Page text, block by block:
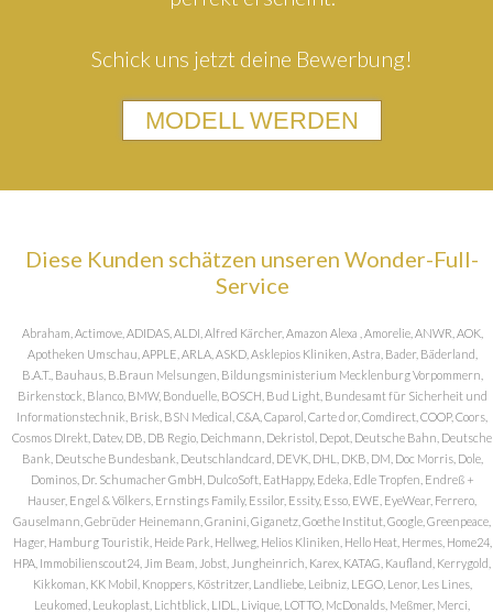
Schick uns jetzt deine Bewerbung!
MODELL WERDEN
Diese Kunden schätzen unseren Wonder-Full-
Service
Abraham, Actimove, ADIDAS, ALDI, Alfred Kärcher, Amazon Alexa , Amorelie, ANWR, AOK,
Apotheken Umschau, APPLE, ARLA, ASKD, Asklepios Kliniken, Astra, Bader, Bäderland,
B.A.T., Bauhaus, B.Braun Melsungen, Bildungsministerium Mecklenburg Vorpommern,
Birkenstock, Blanco, BMW, Bonduelle, BOSCH, Bud Light, Bundesamt für Sicherheit und
Informationstechnik, Brisk, BSN Medical, C&A, Caparol, Carte d or, Comdirect, COOP, Coors,
Cosmos DIrekt, Datev, DB, DB Regio, Deichmann, Dekristol, Depot, Deutsche Bahn, Deutsche
Bank, Deutsche Bundesbank, Deutschlandcard, DEVK, DHL, DKB, DM, Doc Morris, Dole,
Dominos, Dr. Schumacher GmbH, DulcoSoft, EatHappy, Edeka, Edle Tropfen, Endreß +
Hauser, Engel & Völkers, Ernstings Family, Essilor, Essity, Esso, EWE, EyeWear, Ferrero,
Gauselmann, Gebrüder Heinemann, Granini, Giganetz, Goethe Institut, Google, Greenpeace,
Hager, Hamburg Touristik, Heide Park, Hellweg, Helios Kliniken, Hello Heat, Hermes, Home24,
HPA, Immobilienscout24, Jim Beam, Jobst, Jungheinrich, Karex, KATAG, Kaufland, Kerrygold,
Kikkoman, KK Mobil, Knoppers, Köstritzer, Landliebe, Leibniz, LEGO, Lenor, Les Lines,
Leukomed, Leukoplast, Lichtblick, LIDL, Livique, LOTTO, McDonalds, Meßmer, Merci,